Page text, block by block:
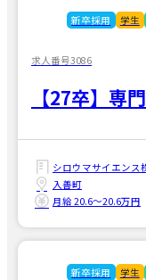
新卒採用 学生
求人番号3086
【27卒】専
シロウマサイエンス
入善町
月給 20.6〜20.6万円
新卒採用 学生